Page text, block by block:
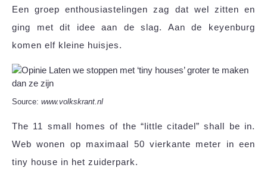
Een groep enthousiastelingen zag dat wel zitten en
ging met dit idee aan de slag. Aan de keyenburg
komen elf kleine huisjes.
Source: www.volkskrant.nl
The 11 small homes of the “little citadel” shall be in.
Web wonen op maximaal 50 vierkante meter in een
tiny house in het zuiderpark.